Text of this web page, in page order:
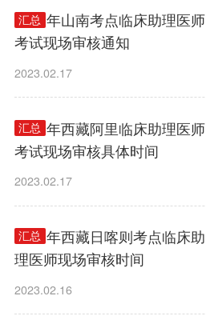
汇总
2023年山南考点临床助理医师
考试现场审核通知
2023.02.17
汇总
2023年西藏阿里临床助理医师
考试现场审核具体时间
2023.02.17
汇总
2023年西藏日喀则考点临床助
理医师现场审核时间
2023.02.16